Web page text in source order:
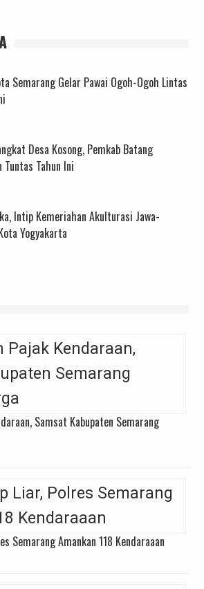
Semarang Gelar Pawai Ogoh-Ogoh Lintas
Desa Kosong, Pemkab Batang
Tahun Ini
Intip Kemeriahan Akulturasi Jawa-
Yogyakarta
Samsat Kabupaten Semarang
Semarang Amankan 118 Kendaraaan